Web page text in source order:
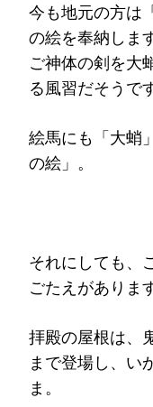
今も地元の方は
の絵を奉納します
ご神体の剣を大
る風習だそうです
絵馬にも「大蛸
の絵」。
それにしても、
ごたえがあります
拝殿の屋根は、
まで登場し、い
ま。